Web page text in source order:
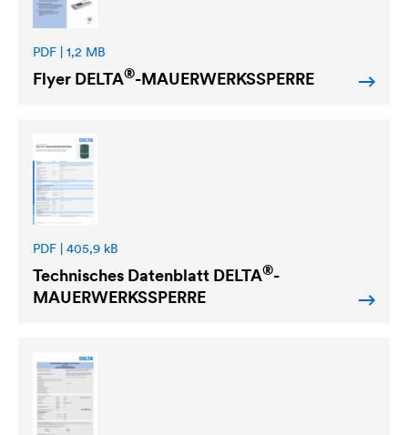
PDF | 1,2 MB
Flyer DELTA®-MAUERWERKSSPERRE
PDF | 405,9 kB
Technisches Datenblatt DELTA®-
MAUERWERKSSPERRE